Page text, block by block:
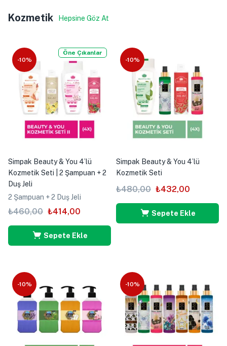
Kozmetik Hepsine Göz At
-10%
Öne Çıkanlar
Simpak Beauty & You 4’lü
Kozmetik Seti | 2 Şampuan + 2
Duş Jeli
2 Şampuan + 2 Duş Jeli
₺460,00 ₺414,00
Sepete Ekle
-10%
Simpak Beauty & You 4’lü
Kozmetik Seti
₺480,00 ₺432,00
Sepete Ekle
-10% -10%